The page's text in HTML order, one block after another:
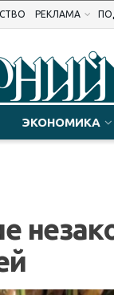
РЕКЛАМА
ЭКОНОМИКА